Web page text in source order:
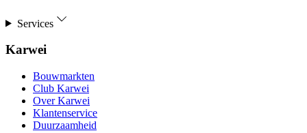
Services
Karwei
Bouwmarkten
Club Karwei
Over Karwei
Klantenservice
Duurzaamheid